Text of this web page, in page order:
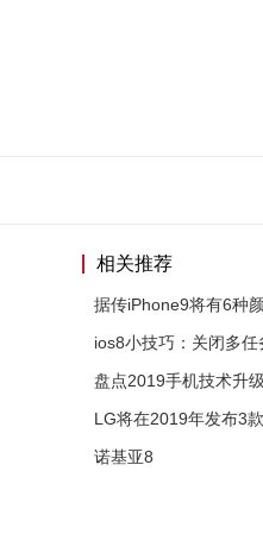
相关推荐
据传iPhone9将有6种
ios8小技巧：关闭多
盘点2019手机技术升
LG将在2019年发布3
诺基亚8